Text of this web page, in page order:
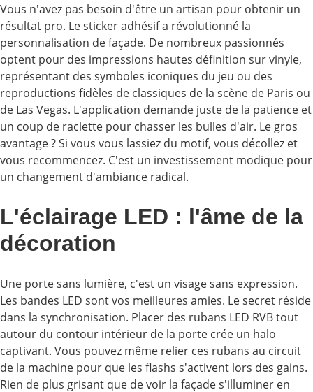
Vous n'avez pas besoin d'être un artisan pour obtenir un
résultat pro. Le sticker adhésif a révolutionné la
personnalisation de façade. De nombreux passionnés
optent pour des impressions hautes définition sur vinyle,
représentant des symboles iconiques du jeu ou des
reproductions fidèles de classiques de la scène de Paris ou
de Las Vegas. L'application demande juste de la patience et
un coup de raclette pour chasser les bulles d'air. Le gros
avantage ? Si vous vous lassiez du motif, vous décollez et
vous recommencez. C'est un investissement modique pour
un changement d'ambiance radical.
L'éclairage LED : l'âme de la
décoration
Une porte sans lumière, c'est un visage sans expression.
Les bandes LED sont vos meilleures amies. Le secret réside
dans la synchronisation. Placer des rubans LED RVB tout
autour du contour intérieur de la porte crée un halo
captivant. Vous pouvez même relier ces rubans au circuit
de la machine pour que les flashs s'activent lors des gains.
Rien de plus grisant que de voir la façade s'illuminer en